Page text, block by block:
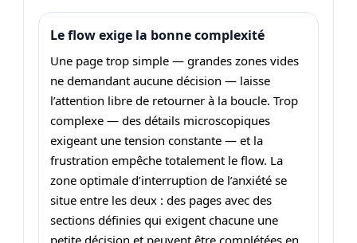
Le flow exige la bonne complexité
Une page trop simple — grandes zones vides
ne demandant aucune décision — laisse
l’attention libre de retourner à la boucle. Trop
complexe — des détails microscopiques
exigeant une tension constante — et la
frustration empêche totalement le flow. La
zone optimale d’interruption de l’anxiété se
situe entre les deux : des pages avec des
sections définies qui exigent chacune une
petite décision et peuvent être complétées en